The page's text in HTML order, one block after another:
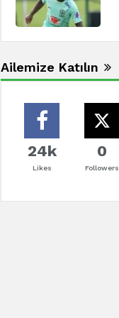
Ailemize Katılın
24k
Likes
0
Followers